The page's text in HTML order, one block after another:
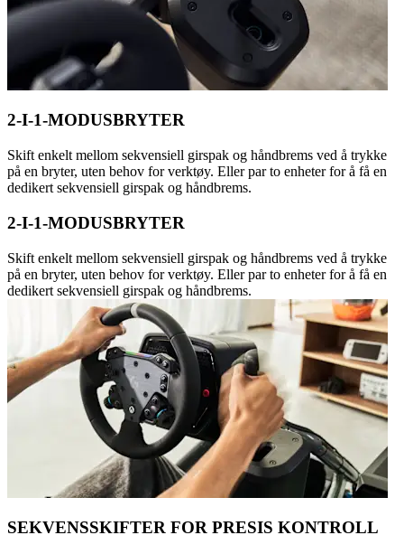
2-I-1-MODUSBRYTER
Skift enkelt mellom sekvensiell girspak og håndbrems ved å trykke
på en bryter, uten behov for verktøy. Eller par to enheter for å få en
dedikert sekvensiell girspak og håndbrems.
2-I-1-MODUSBRYTER
Skift enkelt mellom sekvensiell girspak og håndbrems ved å trykke
på en bryter, uten behov for verktøy. Eller par to enheter for å få en
dedikert sekvensiell girspak og håndbrems.
SEKVENSSKIFTER FOR PRESIS KONTROLL